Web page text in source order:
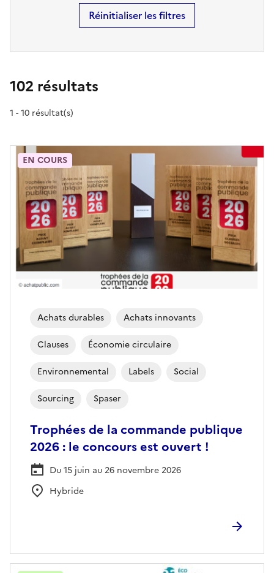
Réinitialiser les filtres
102 résultats
1 - 10 résultat(s)
Trophées de la commande publique
2026 : le concours est ouvert !
Du 15 juin au 26 novembre 2026
Hybride
Achats durables Achats innovants
Clauses Économie circulaire
Environnemental Labels Social
Sourcing Spaser
EN COURS